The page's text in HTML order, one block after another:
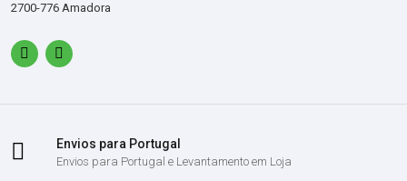
2700-776 Amadora
Envios para Portugal
Envios para Portugal e Levantamento em Loja